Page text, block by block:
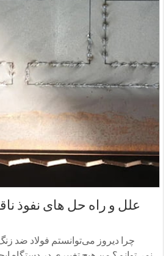
علل و راه حل های نفوذ